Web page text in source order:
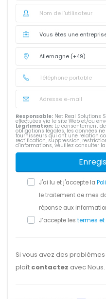
Responsable: Net Real Solutions
effectuées via le site Web et/ou
Légitimation: Le consentement
obligations légales, les données
fournisseurs qui ont une relation
rectification, suppression,
d'informations, veuillez consulter la
J'ai lu et j'accepte la
le traitement de mes
réponse aux
J’accepte les termes
Si vous avez des problèmes
plaît contactez avec Nous.